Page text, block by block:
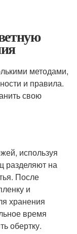
методами,
и правила.
свою
используя
разделяют на
После
и
хранения
время
обертку.